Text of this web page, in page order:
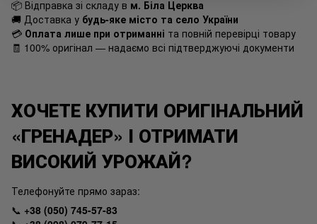
📦 Відправка зі складу в м. Біла Церква
🚚 Доставка у будь-яке місто та село України
💳 Оплата лише при отриманні та повній перевірці товару
🧾 100% оригінал — надаємо всі підтверджуючі документи
ХОЧЕТЕ КУПИТИ ОРИГІНАЛЬНИЙ
«ГРЕНАДЕР» І ОТРИМАТИ
ВИСОКИЙ УРОЖАЙ?
Телефонуйте прямо зараз:
📞 +38 (050) 745-57-83